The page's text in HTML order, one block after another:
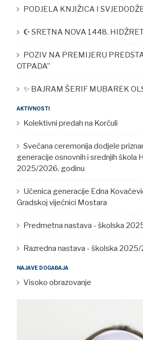
PODJELA KNJIŽICA I
☪︎ SRETNA NOVA 1448.
POZIV NA PREMIJERU
OTPADA”
✨ BAJRAM ŠERIF MUBAREK
AKTIVNOSTI
Kolektivni predah na Korčuli
Svečana ceremonija dodjele
generacije osnovnih i srednjih škola
2025/2026. godinu
Učenica generacije Edna
Gradskoj vijećnici Mostara
Predmetna nastava - školska
Razredna nastava - školska
NAJAVE DOGAĐAJA
Visoko obrazovanje